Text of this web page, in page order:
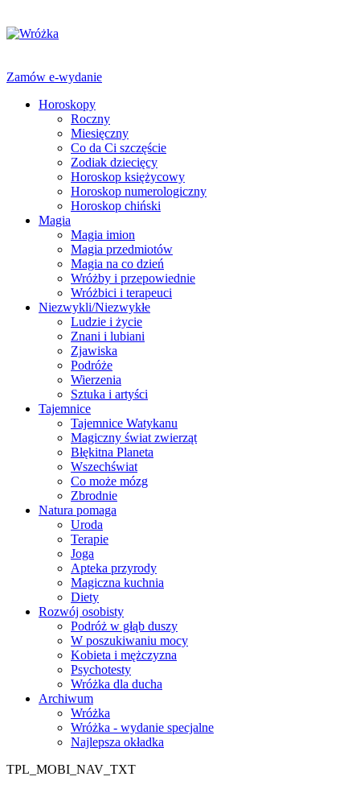
Zamów e-wydanie
Horoskopy
Roczny
Miesięczny
Co da Ci szczęście
Zodiak dziecięcy
Horoskop księżycowy
Horoskop numerologiczny
Horoskop chiński
Magia
Magia imion
Magia przedmiotów
Magia na co dzień
Wróżby i przepowiednie
Wróżbici i terapeuci
Niezwykli/Niezwykłe
Ludzie i życie
Znani i lubiani
Zjawiska
Podróże
Wierzenia
Sztuka i artyści
Tajemnice
Tajemnice Watykanu
Magiczny świat zwierząt
Błękitna Planeta
Wszechświat
Co może mózg
Zbrodnie
Natura pomaga
Uroda
Terapie
Joga
Apteka przyrody
Magiczna kuchnia
Diety
Rozwój osobisty
Podróż w głąb duszy
W poszukiwaniu mocy
Kobieta i mężczyzna
Psychotesty
Wróżka dla ducha
Archiwum
Wróżka
Wróżka - wydanie specjalne
Najlepsza okładka
TPL_MOBI_NAV_TXT